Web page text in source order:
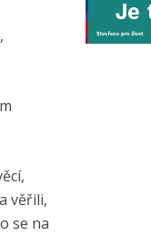
věřili,
se na